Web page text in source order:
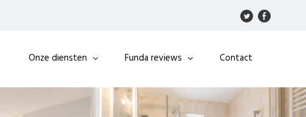
Onze diensten Funda reviews Contact